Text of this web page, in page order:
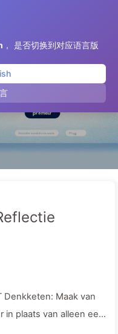
， 是否切换到对应语言版
Denkketen: Maak van
in plaats van alleen een